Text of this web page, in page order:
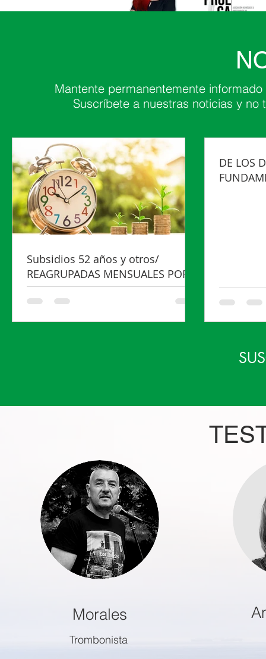
Mantente permanentemente
Suscríbete a nuestras noticias y
Subsidios 52 años y otros/
REAGRUPADAS MENSUALES POR
INTERNET Tutorial
DE LOS
Morales
Trombonista